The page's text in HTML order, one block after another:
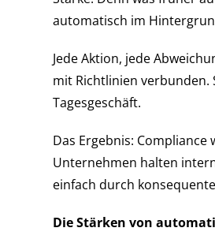
automatisch im
Jede Aktion, jede
mit Richtlinien
Tagesgeschäft.
Das Ergebnis:
Unternehmen halten
einfach durch
Die Stärken von